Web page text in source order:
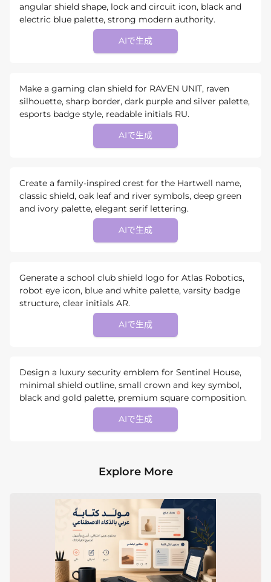
angular shield shape, lock and circuit icon, black and
electric blue palette, strong modern authority.
AIで生成
Make a gaming clan shield for RAVEN UNIT, raven
silhouette, sharp border, dark purple and silver palette,
esports badge style, readable initials RU.
AIで生成
Create a family-inspired crest for the Hartwell name,
classic shield, oak leaf and river symbols, deep green
and ivory palette, elegant serif lettering.
AIで生成
Generate a school club shield logo for Atlas Robotics,
robot eye icon, blue and white palette, varsity badge
structure, clear initials AR.
AIで生成
Design a luxury security emblem for Sentinel House,
minimal shield outline, small crown and key symbol,
black and gold palette, premium square composition.
AIで生成
Explore More